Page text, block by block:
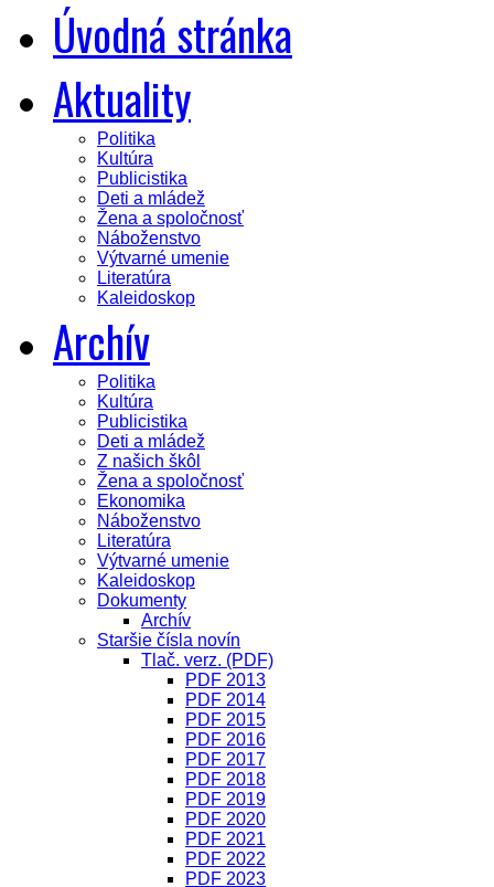
Úvodná stránka
Aktuality
Politika
Kultúra
Publicistika
Deti a mládež
Žena a spoločnosť
Náboženstvo
Výtvarné umenie
Literatúra
Kaleidoskop
Archív
Politika
Kultúra
Publicistika
Deti a mládež
Z našich škôl
Žena a spoločnosť
Ekonomika
Náboženstvo
Literatúra
Výtvarné umenie
Kaleidoskop
Dokumenty
Archív
Staršie čísla novín
Tlač. verz. (PDF)
PDF 2013
PDF 2014
PDF 2015
PDF 2016
PDF 2017
PDF 2018
PDF 2019
PDF 2020
PDF 2021
PDF 2022
PDF 2023